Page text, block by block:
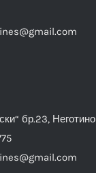
бр.23, Неготино